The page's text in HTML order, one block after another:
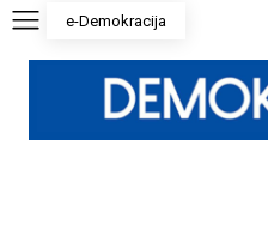
e-Demokracija